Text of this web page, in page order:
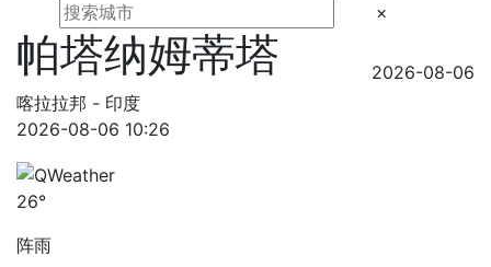
×
帕塔纳姆蒂塔
喀拉拉邦 - 印度
2026-08-06
2026-08-06 10:26
26°
阵雨